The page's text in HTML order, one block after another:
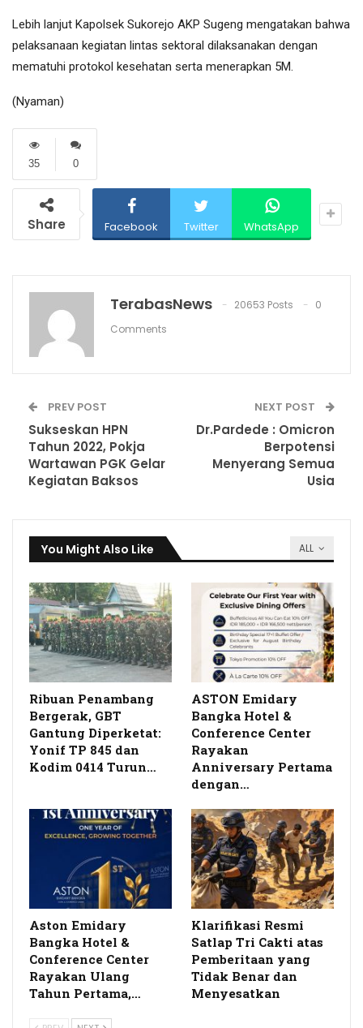
Lebih lanjut Kapolsek Sukorejo AKP Sugeng mengatakan bahwa
pelaksanaan kegiatan lintas sektoral dilaksanakan dengan
mematuhi protokol kesehatan serta menerapkan 5M.
(Nyaman)
0
35
Share Facebook Twitter WhatsApp
TerabasNews 20653 Posts
0
Comments
PREV POST
Sukseskan HPN
Tahun 2022, Pokja
Wartawan PGK Gelar
Kegiatan Baksos
NEXT POST
Dr.Pardede : Omicron
Berpotensi
Menyerang Semua
Usia
ALL
You Might Also Like
Ribuan Penambang
Bergerak, GBT
Gantung Diperketat:
Yonif TP 845 dan
Kodim 0414 Turun…
ASTON Emidary
Bangka Hotel &
Conference Center
Rayakan
Anniversary Pertama
dengan…
Aston Emidary
Bangka Hotel &
Conference Center
Rayakan Ulang
Tahun Pertama,…
Klarifikasi Resmi
Satlap Tri Cakti atas
Pemberitaan yang
Tidak Benar dan
Menyesatkan